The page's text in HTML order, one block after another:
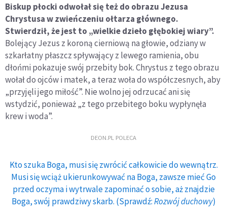
Biskup płocki odwołał się też do obrazu Jezusa
Chrystusa w zwieńczeniu ołtarza głównego.
Stwierdził, że jest to „wielkie dzieło głębokiej wiary”.
Bolejący Jezus z koroną cierniową na głowie, odziany w
szkarłatny płaszcz spływający z lewego ramienia, obu
dłońmi pokazuje swój przebity bok. Chrystus z tego obrazu
wołał do ojców i matek, a teraz woła do współczesnych, aby
„przyjęli jego miłość”. Nie wolno jej odrzucać ani się
wstydzić, ponieważ „z tego przebitego boku wypłynęła
krew i woda”.
DEON.PL POLECA
Kto szuka Boga, musi się zwrócić całkowicie do wewnątrz.
Musi się wciąż ukierunkowywać na Boga, zawsze mieć Go
przed oczyma i wytrwale zapominać o sobie, aż znajdzie
Boga, swój prawdziwy skarb. (Sprawdź:Rozwój duchowy)